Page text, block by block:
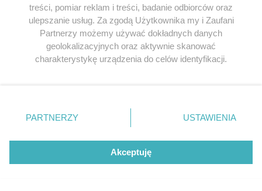
E-MAIL*
treści, pomiar reklam i treści, badanie odbiorców oraz
ulepszanie usług. Za zgodą Użytkownika my i Zaufani
Partnerzy możemy używać dokładnych danych
geolokalizacyjnych oraz aktywnie skanować
charakterystykę urządzenia do celów identyfikacji.
zmienić/wycofać klikając przycisk ustawień prywatności
znajdujący się w lewym dolnym rogu strony
. Niektóre
użytkownika, ale masz prawo sprzeciwić się takiemu
przetwarzaniu. Preferencje będą miały zastosowania tylko
PARTNERZY USTAWIENIA
Akceptuję